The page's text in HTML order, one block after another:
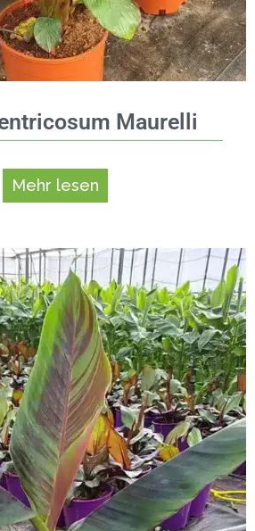
Maurelli
Mehr lesen